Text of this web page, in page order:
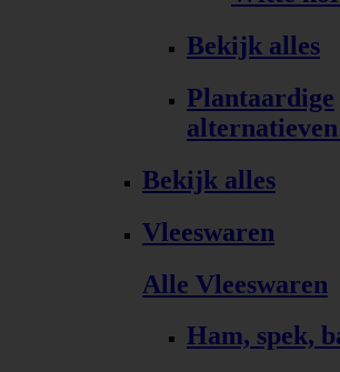
Bekijk alles
Plantaardige
Bekijk alles
Vleeswaren
Alle Vleeswaren
Ham, spek,